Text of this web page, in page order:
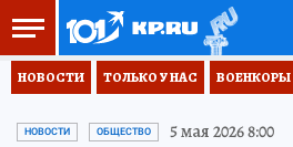
НОВОСТИ ТОЛЬКО У НАС ВОЕНКОРЫ
НОВОСТИ ОБЩЕСТВО 5 мая 2026 8:00